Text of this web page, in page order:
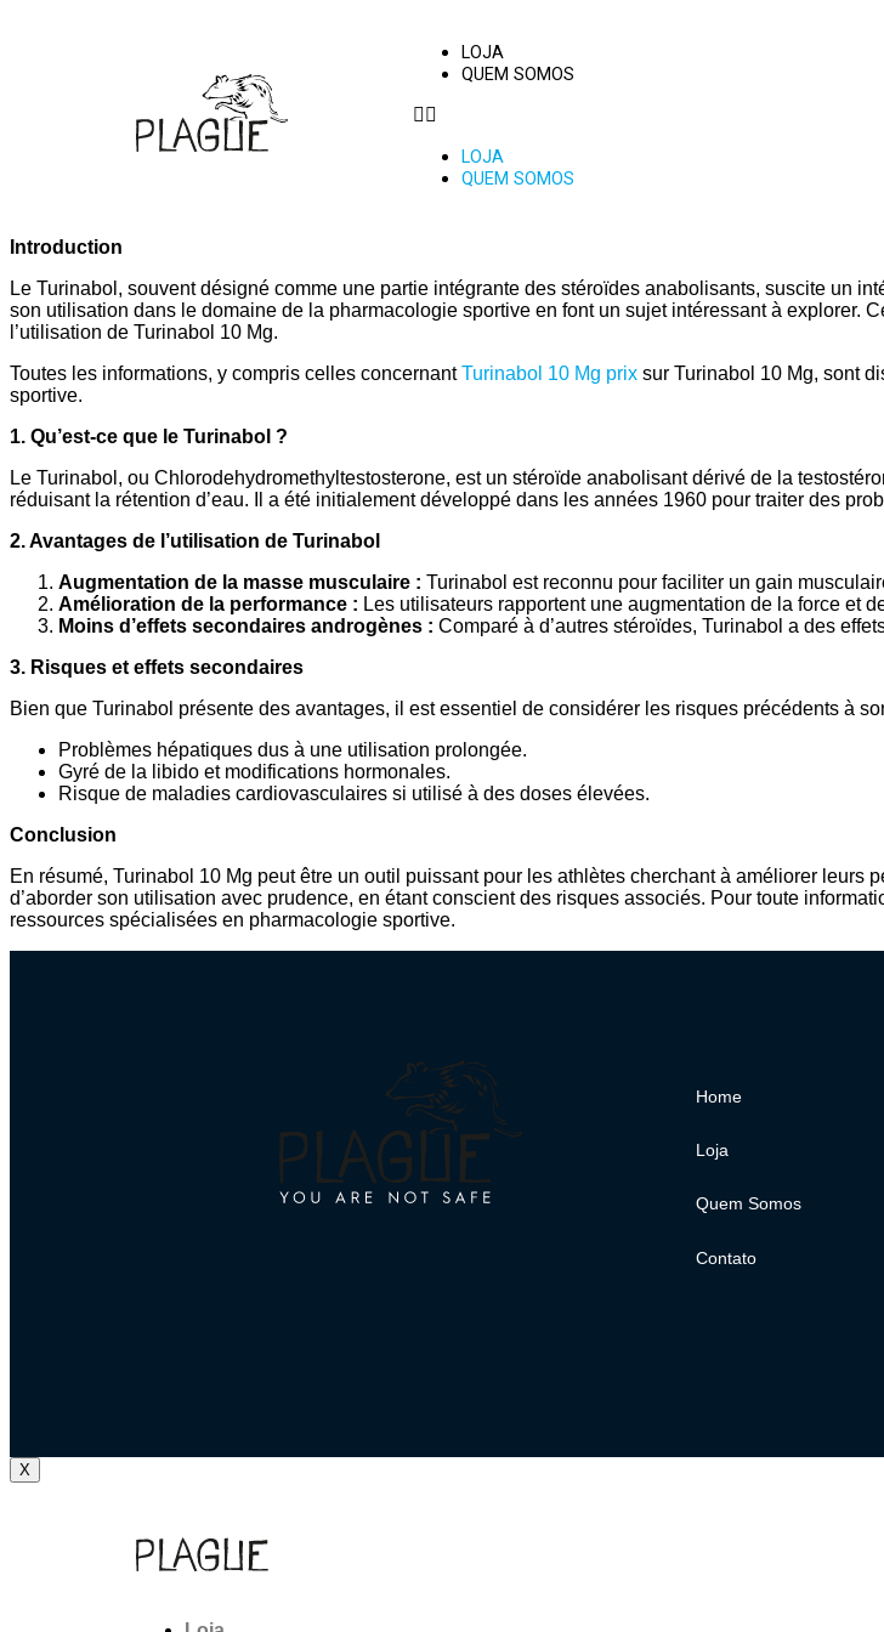
LOJA
QUEM SOMOS
LOJA
QUEM SOMOS
Introduction
Le Turinabol, souvent désigné comme une partie intégrante des stéroïdes anabolisants, suscite un
son utilisation dans le domaine de la pharmacologie sportive en font un sujet intéressant à explorer.
l’utilisation de Turinabol 10 Mg.
Toutes les informations, y compris celles concernantTurinabol 10 Mg prix sur Turinabol 10 Mg, sont
sportive.
1. Qu’est-ce que le Turinabol ?
Le Turinabol, ou Chlorodehydromethyltestosterone, est un stéroïde anabolisant dérivé de la
réduisant la rétention d’eau. Il a été initialement développé dans les années 1960 pour traiter des
2. Avantages de l’utilisation de Turinabol
Augmentation de la masse musculaire : Turinabol est reconnu pour faciliter un gain
Amélioration de la performance : Les utilisateurs rapportent une augmentation de la force et
Moins d’effets secondaires androgènes : Comparé à d’autres stéroïdes, Turinabol a des
3. Risques et effets secondaires
Bien que Turinabol présente des avantages, il est essentiel de considérer les risques précédents à
Problèmes hépatiques dus à une utilisation prolongée.
Gyré de la libido et modifications hormonales.
Risque de maladies cardiovasculaires si utilisé à des doses élevées.
Conclusion
En résumé, Turinabol 10 Mg peut être un outil puissant pour les athlètes cherchant à améliorer leurs
d’aborder son utilisation avec prudence, en étant conscient des risques associés. Pour toute
ressources spécialisées en pharmacologie sportive.
Home
Loja
Quem Somos
Contato
X